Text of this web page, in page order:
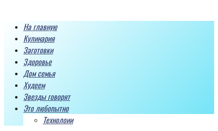
контентуНа главную
Кулинария
Заготовки
Здоровье
Дом семья
Худеем
Звезды говорят
Это любопытно
Технолоии